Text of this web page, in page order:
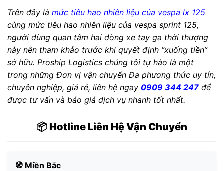
Trên đây là mức tiêu hao nhiên liệu của vespa lx 125
cùng mức tiêu hao nhiên liệu của vespa sprint 125,
người dùng quan tâm hai dòng xe tay ga thời thượng
này nên tham khảo trước khi quyết định “xuống tiền”
sở hữu. Proship Logistics chúng tôi tự hào là một
trong những Đơn vị vận chuyển Đa phương thức uy tín,
chuyên nghiệp, giá rẻ, liên hệ ngay 0909 344 247 để
được tư vấn và báo giá dịch vụ nhanh tốt nhất.
📦 Hotline Liên Hệ Vận Chuyển
🧭 Miền Bắc